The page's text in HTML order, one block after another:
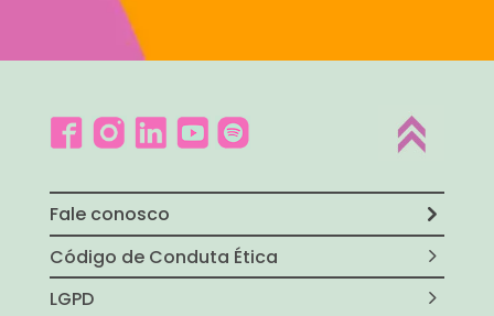
Fale conosco
Código de Conduta Ética
LGPD